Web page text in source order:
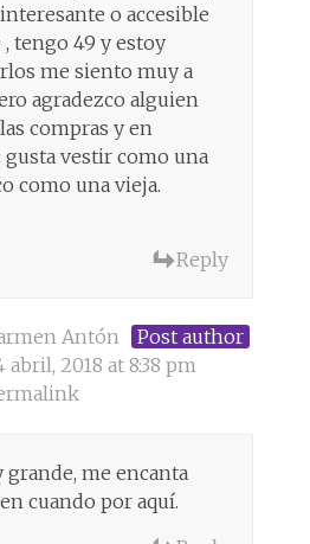
o accesible
tengo 49 y estoy
me siento muy a
agradezco alguien
compras y en
vestir como una
como una vieja.
Reply
Antón
Post author
abril, 2018 at 8:38 pm
me encanta
cuando por aquí.